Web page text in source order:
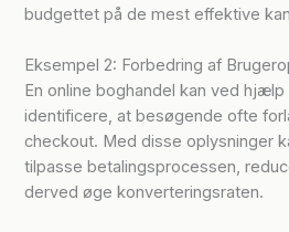
budgettet på de mest effektive
Eksempel 2: Forbedring af
En online boghandel kan ved
identificere, at besøgende ofte
checkout. Med disse oplysninger
tilpasse betalingsprocessen,
derved øge konverteringsraten.